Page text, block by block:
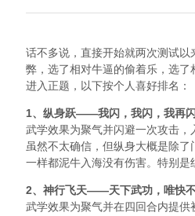
话不多说，直接开始就两次测试
弊，选了相对牛逼的偷着乐，选了
进入正题，以下按个人喜好排名：
1、纵身跃——我闪，我闪，我再闪
武学效果为聚气并闪避一次攻击，
虽然不太确信，但纵身大概是除了
一样都泥牛入海没有伤害。特别是
2、神行飞天——天下武功，唯快
武学效果为聚气并在四回合内提供